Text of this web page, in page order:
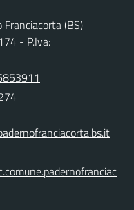
(BS)
- P.Iva: